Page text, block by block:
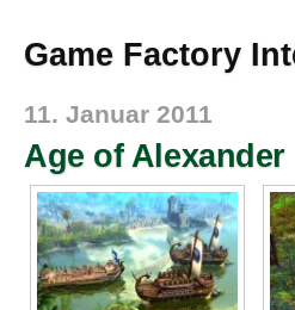
Game Factory
11. Januar 2011
Age of Alexander